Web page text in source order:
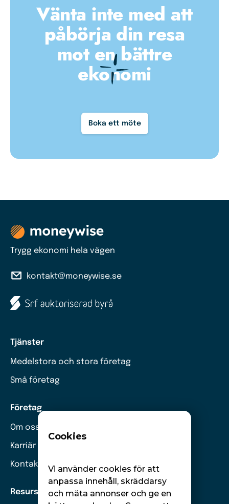
Vänta inte med att
påbörja din resa
mot en bättre
ekonomi
Boka ett möte
Trygg ekonomi hela vägen
kontakt@moneywise.se
Tjänster
Medelstora och stora företag
Små företag
Företag
Om oss
Karriär
Kontakt
Resurser
Cookies
Vi använder cookies för att
anpassa innehåll, skräddarsy
och mäta annonser och ge en